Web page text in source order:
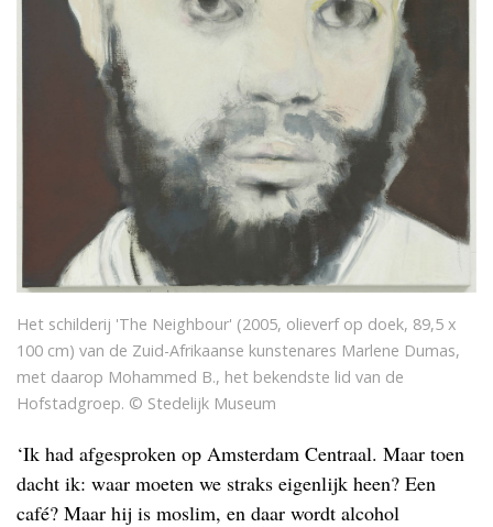
Het schilderij 'The Neighbour' (2005, olieverf op doek, 89,5 x
100 cm) van de Zuid-Afrikaanse kunstenares Marlene Dumas,
met daarop Mohammed B., het bekendste lid van de
Hofstadgroep. © Stedelijk Museum
‘Ik had afgesproken op Amsterdam Centraal. Maar toen
dacht ik: waar moeten we straks eigenlijk heen? Een
café? Maar hij is moslim, en daar wordt alcohol